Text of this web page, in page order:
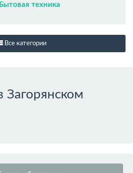
Бытовая техника
Все категории
Загорянском